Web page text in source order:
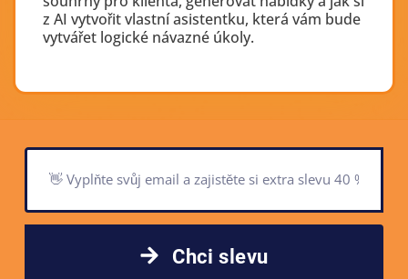
z AI vytvořit vlastní asistentku, která vám bude
vytvářet logické návazné úkoly.
Chci slevu